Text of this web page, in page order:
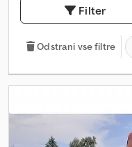
Filter
Odstrani vse filtre